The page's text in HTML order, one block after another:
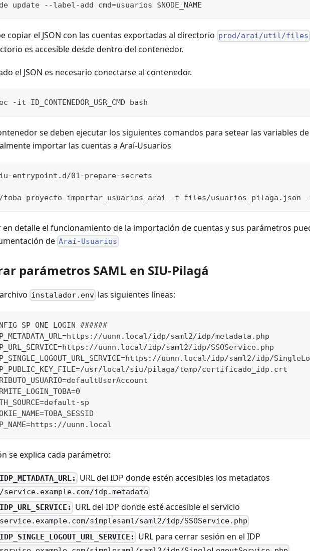
update --label-add cmd=usuarios $NODE_NAME
copiar el JSON con las cuentas exportadas al directorio prod/arai/util/files
es accesible desde dentro del contenedor.
el JSON es necesario conectarse al contenedor.
-it ID_CONTENEDOR_USR_CMD bash
se deben ejecutar los siguientes comandos para setear las variables de
importar las cuentas a Araí-Usuarios
entrypoint.d/01-prepare-secrets
proyecto importar_usuarios_arai -f files/usuarios_pilaga.json -
en detalle el funcionamiento de la importación de cuentas y sus parámetros
de Araí-Usuarios
parámetros SAML en SIU-Pilagá
instalador.env las siguientes líneas:
SP ONE LOGIN ######
uunn.local/idp/saml2/idp/metadata.php
uunn.local/idp/saml2/idp/SSOService.php
uunn.local/idp/saml2/idp/
usr/local/siu/pilaga/temp/certificado_idp.crt
sp
uunn.local
se explica cada parámetro:
URL del IDP donde estén accesibles los metadatos
idp.metadata
URL del IDP donde esté accesible el servicio
simplesaml/saml2/idp/SSOService.php
URL para cerrar sesión en el IDP